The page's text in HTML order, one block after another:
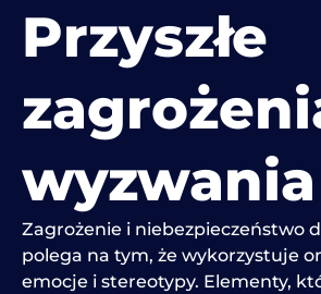
Przyszłe
wyzwania
Zagrożenie i niebezpieczeństwo
polega na tym, że wykorzystuje
emocje i stereotypy. Elementy,